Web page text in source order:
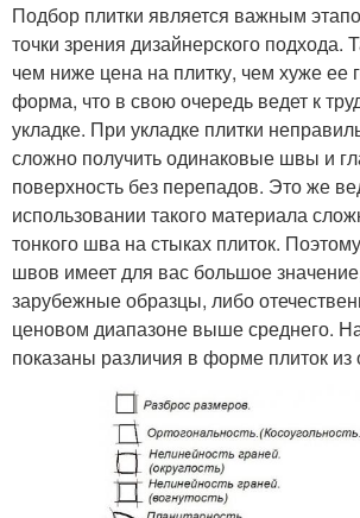
Подбор плитки является важным
точки зрения дизайнерского подхода.
чем ниже цена на плитку, чем хуже ее
форма, что в свою очередь ведет к
укладке. При укладке плитки
сложно получить одинаковые швы и
поверхность без перепадов. Это же
использовании такого материала
тонкого шва на стыках плиток.
швов имеет для вас большое
зарубежные образцы, либо
ценовом диапазоне выше среднего.
показаны различия в форме плиток из